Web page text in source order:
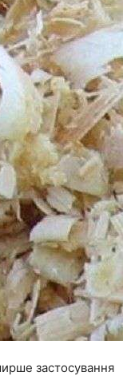
застосування